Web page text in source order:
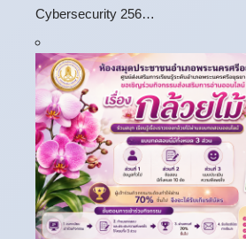
Cybersecurity 256…